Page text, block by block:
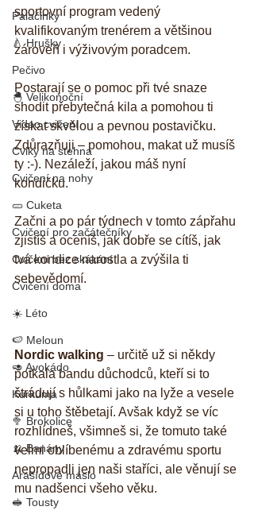
Palačinky
🍐 Hrušky
Pečivo
🐣 Velikonoční
Video cvičení
Cviky na stehna
Cvičení na nohy
🥒 Cuketa
Cvičení pro začátečníky
Cvičení bez skákání
Cvičení doma
☀️ Léto
🍉 Meloun
🥑 Avokádo
Kurkuma
🥦 Brokolice
🍌 Banány
Arašídové máslo
🥪 Tousty
sportovní program vedený
kvalifikovaným trenérem a většinou
zároveň i výživovým poradcem.
Postarají se o pomoc při tvé snaze
shodit přebytečná kila a pomohou ti
získat skvělou a pevnou postavičku.
Zdůrazňuji – pomohou, makat už musíš
ty :-). Nezáleží, jakou máš nyní
kondičku.
Začni a po pár týdnech v tomto zápřahu
zjistíš a oceníš, jak dobře se cítíš, jak
tvá kondice narostla a zvýšila ti
sebevědomí.
Nordic walking – určitě už si někdy
potkala bandu důchodců, kteří si to
štrádují s hůlkami jako na lyže a vesele
si u toho štěbetají. Avšak když se víc
rozhlídneš, všimneš si, že tomuto také
velmi oblíbenému a zdravému sportu
nepropadli jen naši staříci, ale věnují se
mu nadšenci všeho věku.